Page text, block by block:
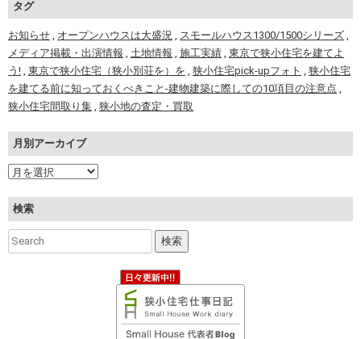
タグ
お知らせ , オープンハウスは大盛況 , スモールハウス1300/1500シリーズ ,
メディア掲載・出演情報 , 土地情報 , 施工実績 , 東京で狭小住宅を建てよ
う! , 東京で狭小住宅（狭小別荘を）を , 狭小住宅pick-upフォト , 狭小住宅
を建てる前に知っておくべきこと-建物建築に際しての10項目の注意点 ,
狭小住宅間取り集 , 狭小地の査定・買取
月別アーカイブ
検索